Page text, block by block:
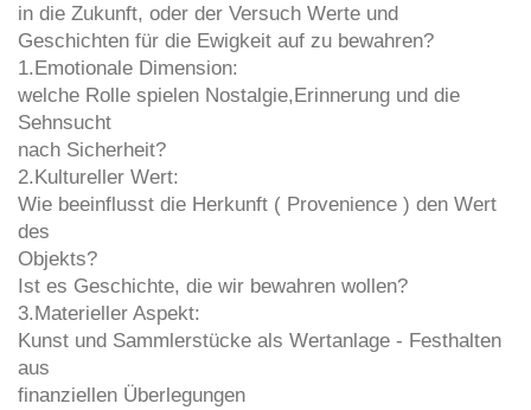
in die Zukunft, oder der Versuch Werte und
Geschichten für die Ewigkeit auf zu bewahren?
1.Emotionale Dimension:
welche Rolle spielen Nostalgie,Erinnerung und die
Sehnsucht
nach Sicherheit?
2.Kultureller Wert:
Wie beeinflusst die Herkunft ( Provenience ) den Wert
des
Objekts?
Ist es Geschichte, die wir bewahren wollen?
3.Materieller Aspekt:
Kunst und Sammlerstücke als Wertanlage - Festhalten
aus
finanziellen Überlegungen